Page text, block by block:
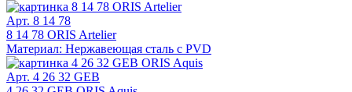
Арт. 8 14 78
8 14 78 ORIS Artelier
Материал: Нержавеющая сталь с PVD
Арт. 4 26 32 GEB